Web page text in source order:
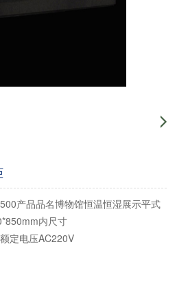
产品品名博物馆恒温恒湿展示平式
内尺寸
定电压AC220V